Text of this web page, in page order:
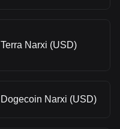
Terra Narxi (USD)
Dogecoin Narxi (USD)